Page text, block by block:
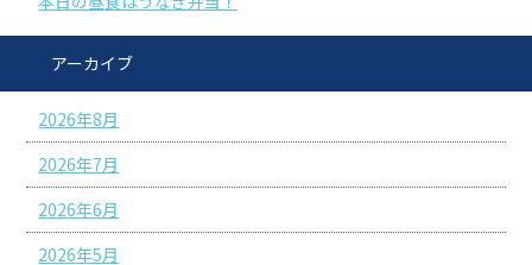
アーカイブ
2026年8月
2026年7月
2026年6月
2026年5月